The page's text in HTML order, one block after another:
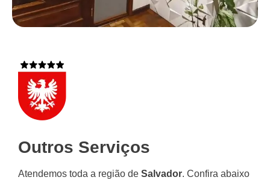
Outros Serviços
Atendemos toda a região de Salvador. Confira abaixo